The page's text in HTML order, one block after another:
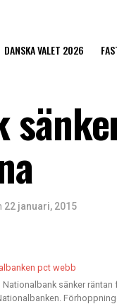
DANSKA VALET 2026
22 januari, 2015
Nationalbank sänker